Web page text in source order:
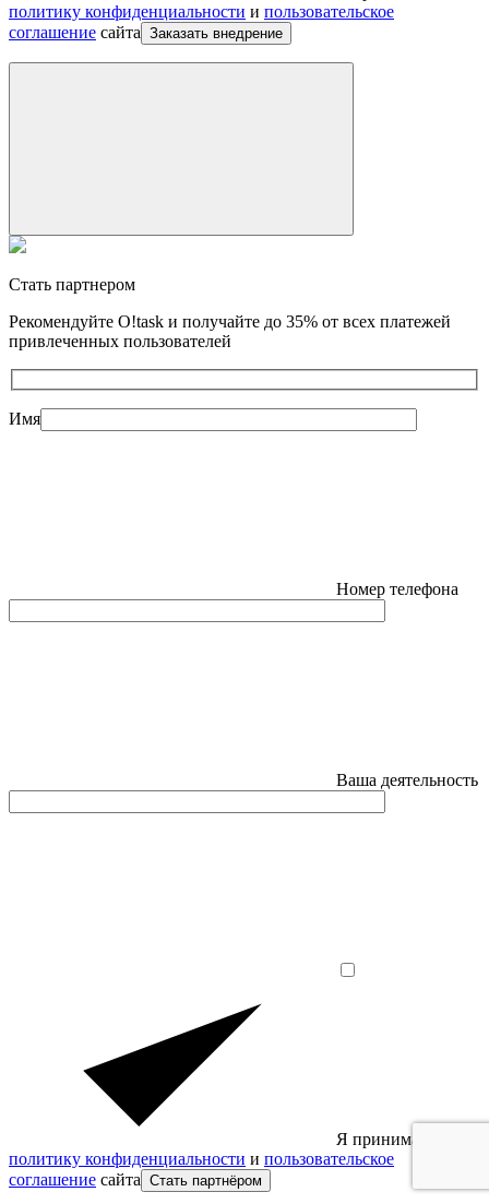
политику конфиденциальности и пользовательское
соглашение сайта Заказать внедрение
Стать партнером
Рекомендуйте O!task и получайте до 35% от всех платежей
привлеченных пользователей
Имя
Номер телефона
Ваша деятельность
Я принимаю
политику конфиденциальности и пользовательское
соглашение сайта Стать партнёром